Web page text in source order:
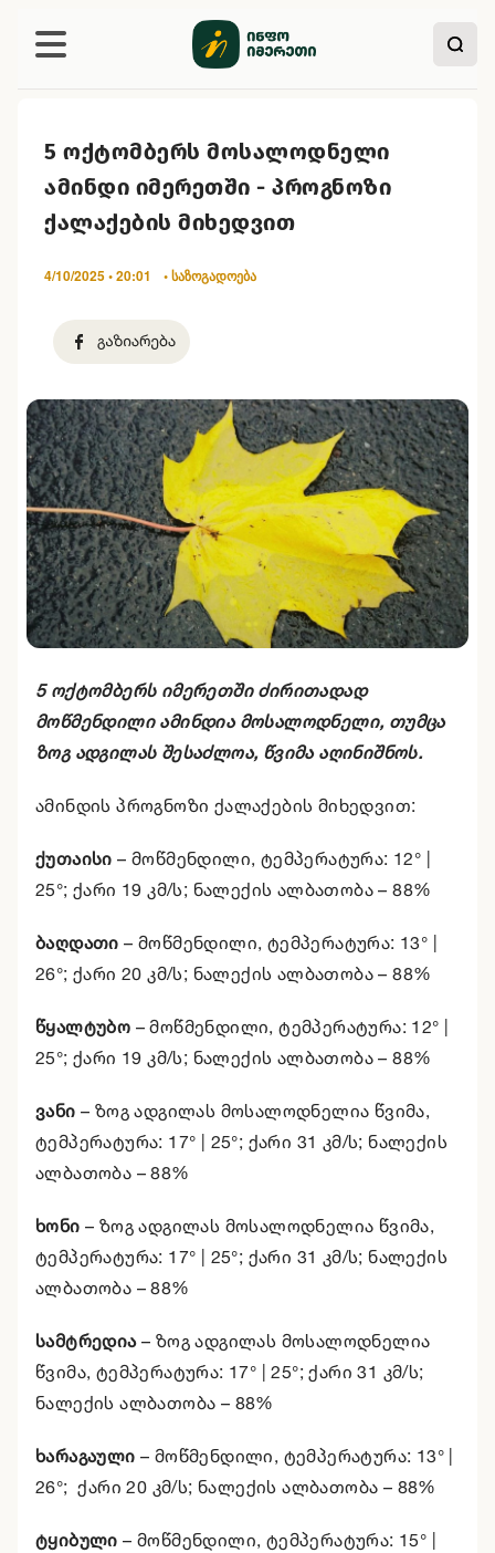
5 ოქტომბერს მოსალოდნელი
ამინდი იმერეთში - პროგნოზი
ქალაქების მიხედვით
4/10/2025 • 20:01 • საზოგადოება
5 ოქტომბერს იმერეთში ძირითადად
მოწმენდილი ამინდია მოსალოდნელი, თუმცა
ზოგ ადგილას შესაძლოა, წვიმა აღინიშნოს.
ამინდის პროგნოზი ქალაქების მიხედვით:
ქუთაისი – მოწმენდილი, ტემპერატურა: 12° |
25°; ქარი 19 კმ/ს; ნალექის ალბათობა – 88%
ბაღდათი – მოწმენდილი, ტემპერატურა: 13° |
26°; ქარი 20 კმ/ს; ნალექის ალბათობა – 88%
წყალტუბო – მოწმენდილი, ტემპერატურა: 12° |
25°; ქარი 19 კმ/ს; ნალექის ალბათობა – 88%
ვანი – ზოგ ადგილას მოსალოდნელია წვიმა,
ტემპერატურა: 17° | 25°; ქარი 31 კმ/ს; ნალექის
ალბათობა – 88%
ხონი – ზოგ ადგილას მოსალოდნელია წვიმა,
ტემპერატურა: 17° | 25°; ქარი 31 კმ/ს; ნალექის
ალბათობა – 88%
სამტრედია – ზოგ ადგილას მოსალოდნელია
წვიმა, ტემპერატურა: 17° | 25°; ქარი 31 კმ/ს;
ნალექის ალბათობა – 88%
ხარაგაული – მოწმენდილი, ტემპერატურა: 13° |
26°; ქარი 20 კმ/ს; ნალექის ალბათობა – 88%
ტყიბული – მოწმენდილი, ტემპერატურა: 15° |